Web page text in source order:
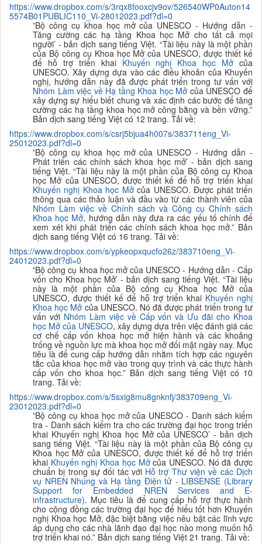
https://www.dropbox.com/s/3rqx8fooxcjv9ov/526540WP0Auton14
5574B01PUBLIC110_Vi-28012023.pdf?dl=0
‘Bộ công cụ khoa học mở của UNESCO - Hướng dẫn -
Tăng cường các hạ tầng Khoa học Mở cho tất cả mọi
người’ - bản dịch sang tiếng Việt. “Tài liệu này là một phần
của Bộ công cụ Khoa học Mở của UNESCO, được thiết kế
để hỗ trợ triển khai Khuyến nghị Khoa học Mở của
UNESCO. Xây dựng dựa vào các điều khoản của Khuyến
nghị, hướng dẫn này đã được phát triển trong tư vấn với
Nhóm Làmviệc về Hạ tầng Khoa học Mở của UNESCO để
xây dựng sự hiểu biết chung và xác định các bước để tăng
cường các hạ tầng khoa học mở công bằng và bền vững.”
Bản dịch sang tiếng Việt có 12 trang. Tải về:
https://www.dropbox.com/s/csrj5bjua4h007s/383711eng_Vi-
25012023.pdf?dl=0
‘Bộ công cụ khoa học mở của UNESCO - Hướng dẫn -
Phát triển các chính sách khoa học mở’ - bản dịch sang
tiếng Việt. “Tài liệu này là một phần của Bộ công cụ Khoa
học Mở của UNESCO, được thiết kế để hỗ trợ triển khai
Khuyến nghị Khoa học Mởcủa UNESCO. Được phát triển
thông qua các thảo luận và đầu vào từ các thành viên của
Nhóm Làm việc về Chính sách và Công cụ Chính sách
Khoa học Mở, hướng dẫn này đưa ra các yếu tố chính để
xem xét khi phát triển các chính sách khoa học mở.” Bản
dịch sang tiếng Việt có 16 trang. Tải về:
https://www.dropbox.com/s/ypkeopxqucfo26z/383710eng_Vi-
24012023.pdf?dl=0
‘Bộ công cụ khoa học mở của UNESCO - Hướng dẫn - Cấp
vốn cho Khoa học Mở’ - bản dịch sang tiếng Việt. “Tài liệu
này là một phần của Bộ công cụ Khoa học Mở của
UNESCO, được thiết kế để hỗ trợ triển khai Khuyến nghị
Khoa học Mở của UNESCO. Nó đã được phát triển trong tư
vấn với Nhóm Làm việc về Cấp vốn và Ưu đãi cho Khoa
học Mở của UNESCO, xây dựng dựa trên việc đánh giá các
cơ chế cấp vốn khoa học mở hiện hành và các khoảng
trống về nguồn lực mà khoa học mở đối mặt ngày nay. Mục
tiêu là để cung cấp hướng dẫn nhằm tích hợp các nguyên
tắc của khoa học mở vào trong quy trình và các thực hành
cấp vốn cho khoa học.” Bản dịch sang tiếng Việt có 10
trang. Tải về:
https://www.dropbox.com/s/5sxig8mu8gnknfj/383709eng_Vi-
23012023.pdf?dl=0
‘Bộ công cụ khoa học mở của UNESCO - Danh sách kiểm
tra - Danh sách kiểm tra cho các trường đại học trong triển
khai Khuyến nghị Khoa học Mở của UNESCO’ - bản dịch
sang tiếng Việt. “Tài liệu này là một phần của Bộ công cụ
Khoa học Mở của UNESCO, được thiết kế để hỗ trợ triển
khai Khuyến nghị Khoa học Mởcủa UNESCO. Nó đã được
chuẩn bị trong sự đối tác với Hỗ trợ Thư viện về các Dịch
vụ NREN Nhúng và Hạ tầng Điện tử - LIBSENSE (Library
Support for Embedded NREN Services and E-
infrastructure). Mục tiêu là để cung cấp hỗ trợ thực hành
cho cộng đồng các trường đại học để hiểu tốt hơn Khuyến
nghị Khoa học Mở, đặc biệt bằng việc nêu bật các lĩnh vực
áp dụng cho các nhà lãnh đạo đại học nào mong muốn hỗ
trợ triển khai nó.” Bản dịch sang tiếng Việt 21 trang. Tải về: